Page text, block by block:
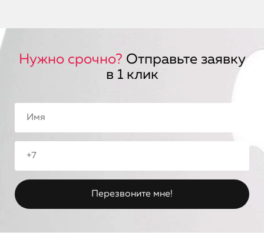
Нужно срочно? Отправьте заявку
в 1 клик